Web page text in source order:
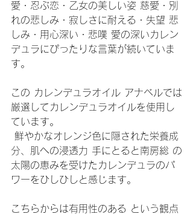
愛・忍ぶ恋・乙女の美しい姿 慈愛・別
れの悲しみ・寂しさに耐える・失望 悲
しみ・用心深い・悲嘆 愛の深いカレン
デュラにぴったりな言葉が続いていま
す。
この カレンデュラオイル アナベルでは
厳選してカレンデュラオイルを使用し
ています。
分、肌への浸透力 手にとると南房総 の
太陽の恵みを受けたカレンデュラのパ
ワーをひしひしと感じます。
こちらからは有用性のある という観点